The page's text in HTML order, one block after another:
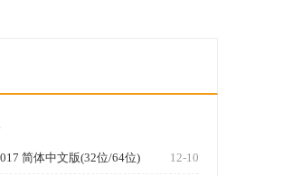
12-10
简体中文版(32位/64位)